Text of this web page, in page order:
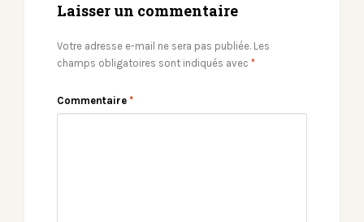
Laisser un commentaire
Votre adresse e-mail ne sera pas publiée. Les
champs obligatoires sont indiqués avec *
Commentaire *